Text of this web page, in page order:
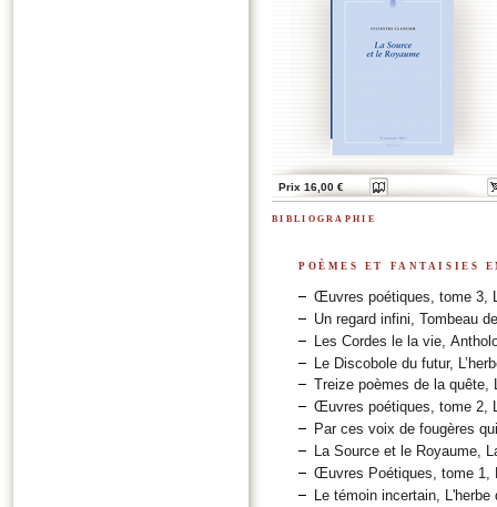
Prix 16,00 €
bibliographie
poèmes et fantaisies
Œuvres poétiques, tome 3,
Un regard infini, Tombeau
Les Cordes le la vie,
Le Discobole du futur,
Treize poèmes de la
Œuvres poétiques, tome 2,
Par ces voix de fougères
La Source et le Royaume,
Œuvres Poétiques, tome 1,
Le témoin incertain, L'herbe